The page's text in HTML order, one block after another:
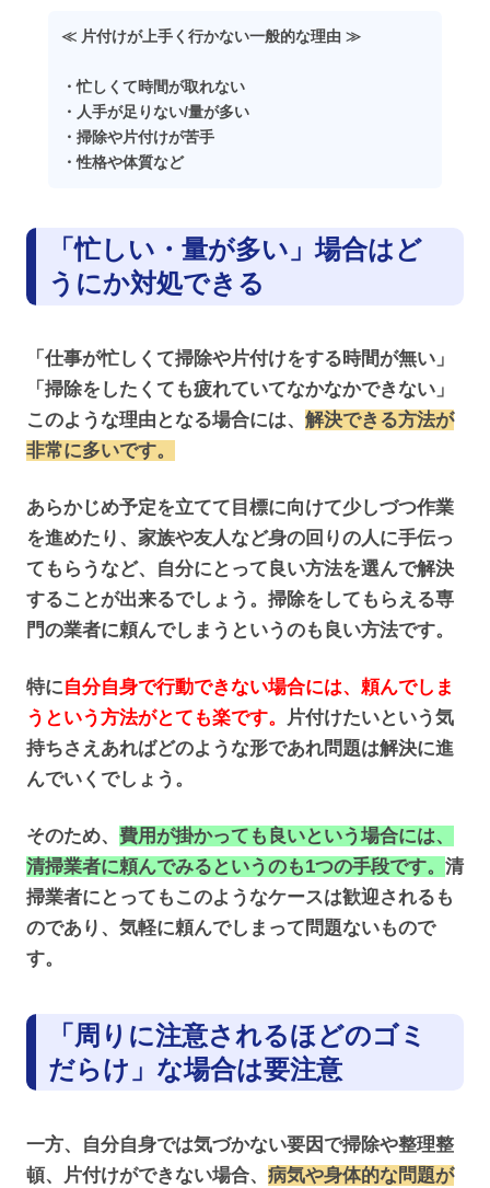
≪ 片付けが上手く行かない一般的な理由 ≫
・忙しくて時間が取れない
・人手が足りない/量が多い
・掃除や片付けが苦手
・性格や体質など
「忙しい・量が多い」場合はど
うにか対処できる
「仕事が忙しくて掃除や片付けをする時間が無い」
「掃除をしたくても疲れていてなかなかできない」
このような理由となる場合には、 解決できる方法が
非常に多いです。
あらかじめ予定を立てて目標に向けて少しづつ作業
を進めたり、家族や友人など身の回りの人に手伝っ
てもらうなど、自分にとって良い方法を選んで解決
することが出来るでしょう。掃除をしてもらえる専
門の業者に頼んでしまうというのも良い方法です。
特に自分自身で行動できない場合には、頼んでしま
うという方法がとても楽です。
片付けたいという気
持ちさえあればどのような形であれ問題は解決に進
んでいくでしょう。
そのため、 費用が掛かっても良いという場合には、
清掃業者に頼んでみるというのも1つの手段です。 清
掃業者にとってもこのようなケースは歓迎されるも
のであり、気軽に頼んでしまって問題ないもので
す。
「周りに注意されるほどのゴミ
だらけ」な場合は要注意
一方、自分自身では気づかない要因で掃除や整理整
頓、片付けができない場合、 病気や身体的な問題が